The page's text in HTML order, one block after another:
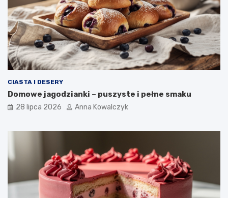
CIASTA I DESERY
Domowe jagodzianki – puszyste i pełne smaku
28 lipca 2026 Anna Kowalczyk